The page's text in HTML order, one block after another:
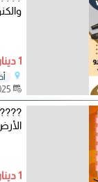
1 دينار
1 دينار